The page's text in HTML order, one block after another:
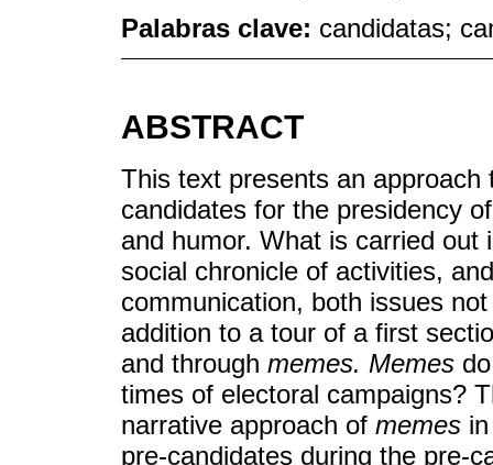
Palabras clave: candidatas;
ABSTRACT
This text presents an
candidates for the presidency
and humor. What is carried
social chronicle of activities,
communication, both issues
addition to a tour of a first
and through memes. Memes
times of electoral campaigns?
narrative approach of memes
pre-candidates during the pre-